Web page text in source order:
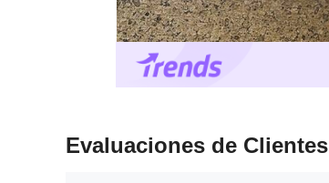
Evaluaciones de Clientes